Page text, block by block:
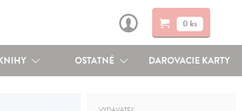
0 ks
OSTATNÉ DAROVACIE KARTY